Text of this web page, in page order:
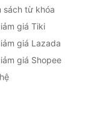
sách từ khóa
giá Tiki
giá Lazada
giá Shopee